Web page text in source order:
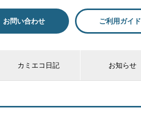
お問い合わせ ご利用ガイド
カミエコ日記 お知らせ